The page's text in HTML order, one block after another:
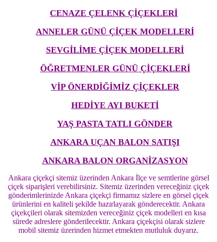
CENAZE ÇELENK ÇİÇEKLERİ
ANNELER GÜNÜ ÇİÇEK MODELLERİ
SEVGİLİME ÇİÇEK MODELLERİ
ÖĞRETMENLER GÜNÜ ÇİÇEKLERİ
VİP ÖNERDİĞİMİZ ÇİÇEKLER
HEDİYE AYI BUKETİ
YAŞ PASTA TATLI GÖNDER
ANKARA UÇAN BALON SATIŞI
ANKARA BALON ORGANİZASYON
Ankara çiçekçi sitemiz üzerinden Ankara İlçe ve semtlerine görsel
çiçek siparişleri verebilirsiniz. Sitemiz üzerinden vereceğiniz çiçek
gönderimlerinizde Ankara çiçekçi firmamız sizlere en görsel çiçek
ürünlerini en kaliteli şekilde hazırlayarak gönderecektir. Ankara
çiçekçileri olarak sitemizden vereceğiniz çiçek modelleri en kısa
sürede adreslere gönderilecektir. Ankara çiçekçisi olarak sizlere
mobil sitemiz üzerinden hizmet etmekten mutluluk duyarız.